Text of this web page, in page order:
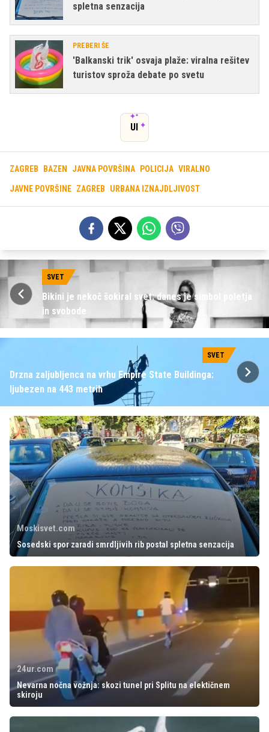
spletna senzacija
PREBERI ŠE
'Balkanski trik' osvaja plaže: viralna rešitev
turistov sproža debate po svetu
UI
ZAGREB BAZEN JAVNA POVRŠINA POLICIJA VIRALNO
JAVNE POVRŠINE ZAGREB URBANA IZNAJDLJIVOST
SVET
Bikini je nekoč šokiral svet: danes je simbol poletja
in svobode
SVET
Drzna zaljubljenca na vrhu Empire State Buildinga:
ljubezen na 443 metrih
Moskisvet.com
Sosedski spor zaradi smrdljivih rib postal spletna senzacija
24ur.com
Nevarna nočna vožnja: skozi tunel pri Splitu na elektičnem
skiroju